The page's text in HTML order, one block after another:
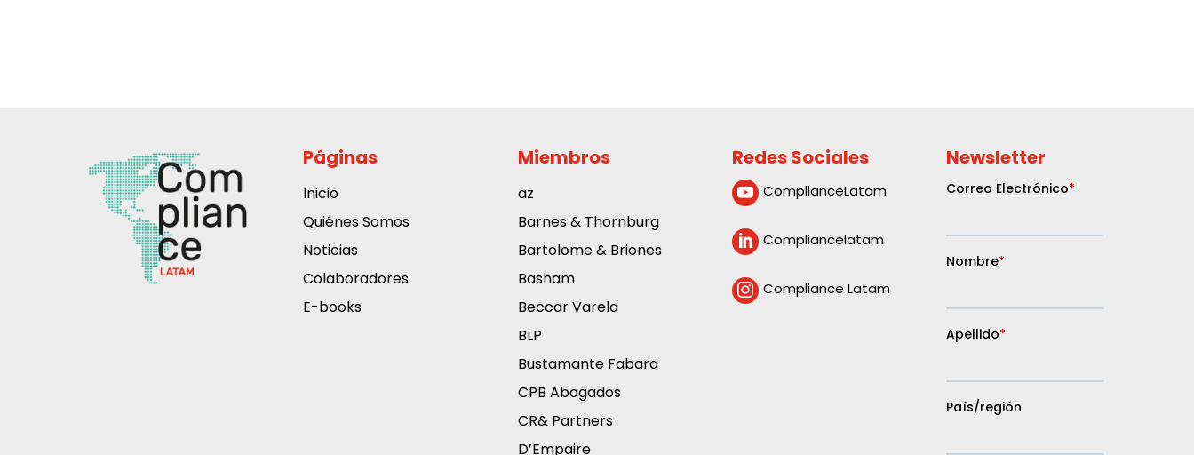
Páginas
Inicio
Quiénes Somos
Noticias
Colaboradores
E-books
Miembros
az
Barnes & Thornburg
Bartolome & Briones
Basham
Beccar Varela
BLP
Bustamante Fabara
CPB Abogados
CR& Partners
D’Empaire
Redes Sociales
 ComplianceLatam
 Compliancelatam
 Compliance Latam
Newsletter